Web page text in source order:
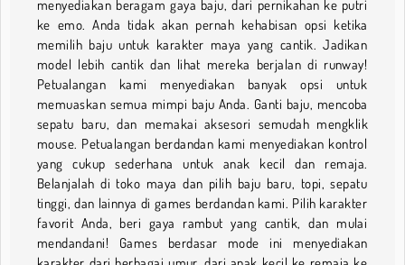
menyediakan beragam gaya baju, dari pernikahan ke putri
ke emo. Anda tidak akan pernah kehabisan opsi ketika
memilih baju untuk karakter maya yang cantik. Jadikan
model lebih cantik dan lihat mereka berjalan di runway!
Petualangan kami menyediakan banyak opsi untuk
memuaskan semua mimpi baju Anda. Ganti baju, mencoba
sepatu baru, dan memakai aksesori semudah mengklik
mouse. Petualangan berdandan kami menyediakan kontrol
yang cukup sederhana untuk anak kecil dan remaja.
Belanjalah di toko maya dan pilih baju baru, topi, sepatu
tinggi, dan lainnya di games berdandan kami. Pilih karakter
favorit Anda, beri gaya rambut yang cantik, dan mulai
mendandani! Games berdasar mode ini menyediakan